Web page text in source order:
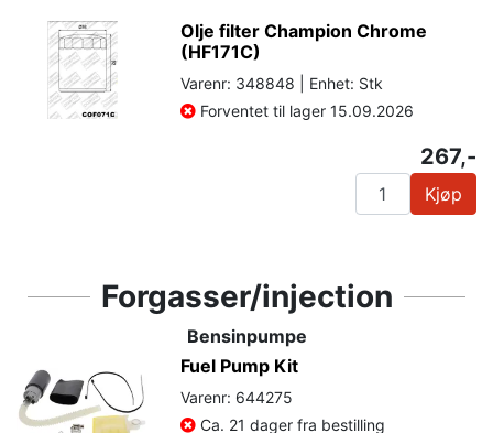
Olje filter Champion Chrome
(HF171C)
Varenr: 348848 | Enhet: Stk
Forventet til lager 15.09.2026
267,-
Kjøp
Forgasser/injection
Bensinpumpe
Fuel Pump Kit
Varenr: 644275
Ca. 21 dager fra bestilling